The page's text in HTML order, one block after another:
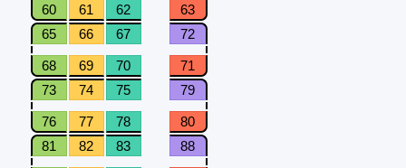
60 61 62
63
65
66 67 72
68 69 70
71
73
74 75 79
76 77 78
80
81
82 83 88